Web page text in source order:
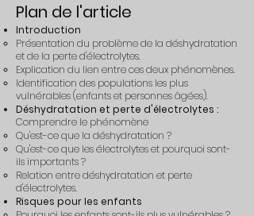
Plan de l'article
Introduction
Présentation du problème de la déshydratation
et de la perte d'électrolytes.
Explication du lien entre ces deux phénomènes.
Identification des populations les plus
vulnérables (enfants et personnes âgées).
Déshydratation et perte d'électrolytes :
Comprendre le phénomène
Qu'est-ce que la déshydratation ?
Qu'est-ce que les électrolytes et pourquoi sont-
ils importants ?
Relation entre déshydratation et perte
d'électrolytes.
Risques pour les enfants